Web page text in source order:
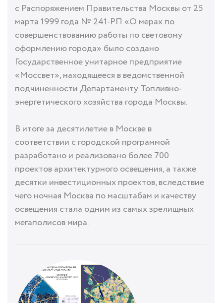
с Распоряжением Правительства Москвы от 25
марта 1999 года № 241-РП «О мерах по
совершенствованию работы по световому
оформлению города» было создано
Государственное унитарное предприятие
«Моссвет», находящееся в ведомственной
подчиненности Департаменту Топливно-
энергетического хозяйства города Москвы.
В итоге за десятилетие в Москве в
соответствии с городской программой
разработано и реализовано более 700
проектов архитектурного освещения, а также
десятки инвестиционных проектов, вследствие
чего ночная Москва по масштабам и качеству
освещения стала одним из самых зрелищных
мегаполисов мира.